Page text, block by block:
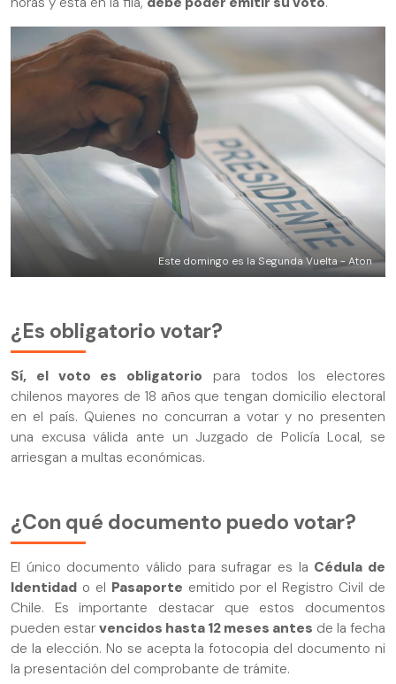
Este domingo es la Segunda Vuelta - Aton
¿Es obligatorio votar?
Sí, el voto es obligatorio para todos los electores
chilenos mayores de 18 años que tengan domicilio electoral
en el país. Quienes no concurran a votar y no presenten
una excusa válida ante un Juzgado de Policía Local, se
arriesgan a multas económicas.
¿Con qué documento puedo votar?
El único documento válido para sufragar es la Cédula de
Identidad o el Pasaporte emitido por el Registro Civil de
Chile. Es importante destacar que estos documentos
pueden estar vencidos hasta 12 meses antes de la fecha
de la elección. No se acepta la fotocopia del documento ni
la presentación del comprobante de trámite.